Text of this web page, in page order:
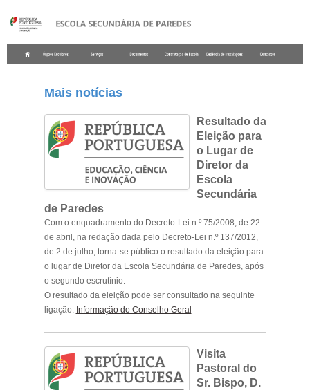
Mais notícias
Resultado da
Eleição para
o Lugar de
Diretor da
Escola
Secundária
de Paredes
Com o enquadramento do Decreto-Lei n.º 75/2008, de 22
de abril, na redação dada pelo Decreto-Lei n.º 137/2012,
de 2 de julho, torna-se público o resultado da eleição para
o lugar de Diretor da Escola Secundária de Paredes, após
o segundo escrutínio.
O resultado da eleição pode ser consultado na seguinte
ligação: Informação do Conselho Geral
Visita
Pastoral do
Sr. Bispo, D.